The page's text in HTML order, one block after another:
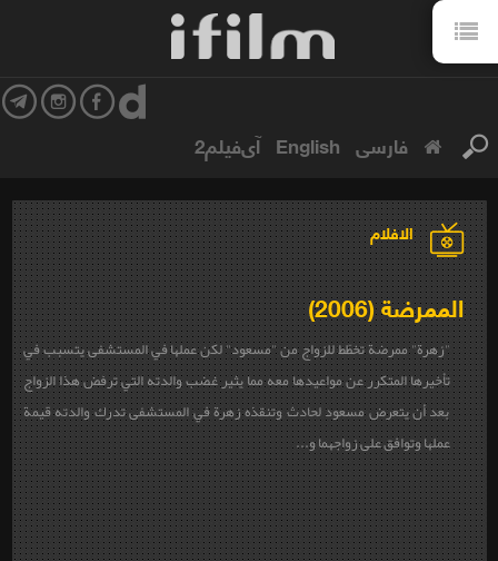
فارسی English آی‌فیلم2
الافلام
الممرضة (2006)
"زهرة" ممرضة تخطّط للزواج من "مسعود" لكن عملها في المستشفى يتسبب في
تأخيرها المتكرر عن مواعيدها معه مما يثير غضب والدته التي ترفض هذا الزواج
بعد أن يتعرض مسعود لحادث وتنقذه زهرة في المستشفى تدرك والدته قيمة
عملها وتوافق على زواجهما و...